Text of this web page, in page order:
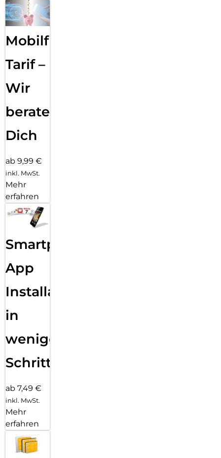
Mobilfunk
Tarif –
Wir
beraten
Dich
ab 9,99 €
inkl. MwSt.
Mehr
erfahren
Smartphone
App
Installation
in
wenigen
Schritten
ab 7,49 €
inkl. MwSt.
Mehr
erfahren